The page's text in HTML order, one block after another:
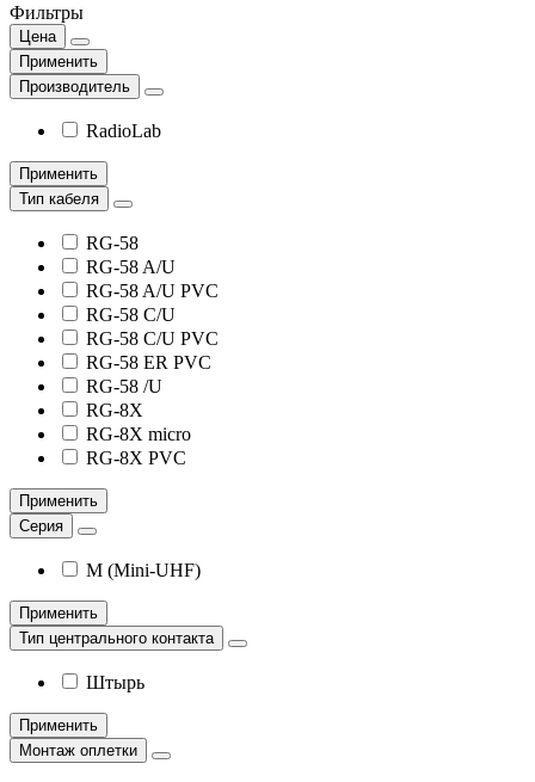
Фильтры
Цена
Применить
Производитель
RadioLab
Применить
Тип кабеля
RG-58
RG-58 A/U
RG-58 A/U PVC
RG-58 C/U
RG-58 C/U PVC
RG-58 ER PVC
RG-58 /U
RG-8X
RG-8X micro
RG-8X PVC
Применить
Серия
M (Mini-UHF)
Применить
Тип центрального контакта
Штырь
Применить
Монтаж оплетки